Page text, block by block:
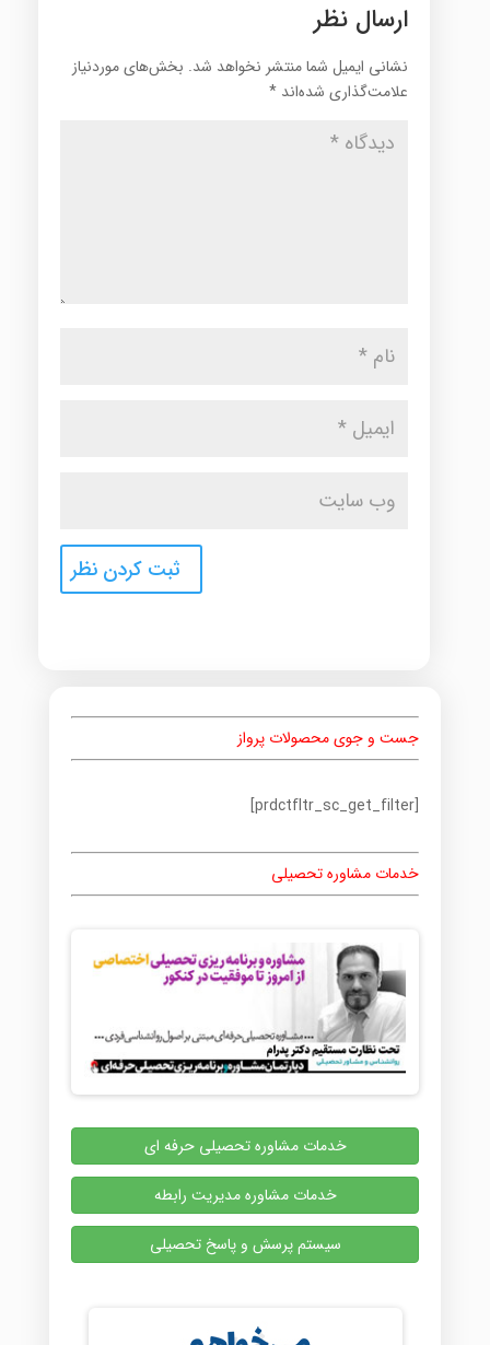
ارسال نظر
نشانی ایمیل شما منتشر نخواهد شد. بخش‌های موردنیاز
علامت‌گذاری شده‌اند *
جست و جوی محصولات پرواز
[prdctfltr_sc_get_filter]
خدمات مشاوره تحصیلی
خدمات مشاوره تحصیلی حرفه ای
خدمات مشاوره مدیریت رابطه
سیستم پرسش و پاسخ تحصیلی